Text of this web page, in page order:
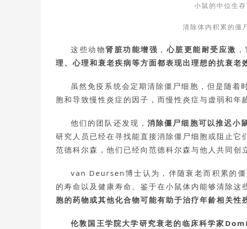
小鼠的中位生
清除体内积累的僵
这些动物肾脏功能增强 ，心脏更能耐受应激
理、心理和衰老疾病等方面都表现出理想的抗衰老
虽然免疫系统会定期清除僵尸细胞，但是随着
胞和导致慢性炎症的因子，而慢性炎症与虚弱和年
他们的团队还发现，消除僵尸细胞可以推迟小
研究人员已经在寻找能直接消除僵尸细胞或阻止
范德科尔森，他们已经向范德科尔森与他人共同创
van Deursen博士认为，伴随衰老而积累的
的寿命以及健康寿命。鉴于在小鼠体内能够清除这
胞的药物或其他化合物可能有助于治疗年龄相关性
伦敦国王学院大学研究衰老的临床科学家